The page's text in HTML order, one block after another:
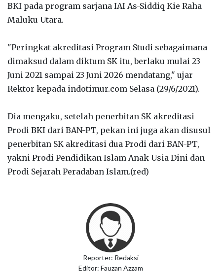
BKI pada program sarjana IAI As-Siddiq Kie Raha
Maluku Utara.
"Peringkat akreditasi Program Studi sebagaimana
dimaksud dalam diktum SK itu, berlaku mulai 23
Juni 2021 sampai 23 Juni 2026 mendatang," ujar
Rektor kepada indotimur.com Selasa (29/6/2021).
Dia mengaku, setelah penerbitan SK akreditasi
Prodi BKI dari BAN-PT, pekan ini juga akan disusul
penerbitan SK akreditasi dua Prodi dari BAN-PT,
yakni Prodi Pendidikan Islam Anak Usia Dini dan
Prodi Sejarah Peradaban Islam.(red)
Reporter: Redaksi
Editor: Fauzan Azzam